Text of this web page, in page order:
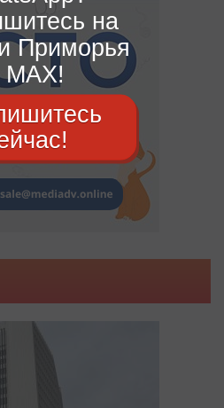
на
Приморья
MAX!